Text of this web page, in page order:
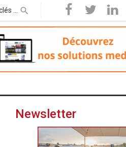
Newsletter